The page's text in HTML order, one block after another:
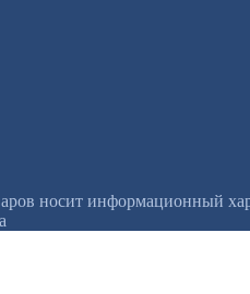
носит информационный